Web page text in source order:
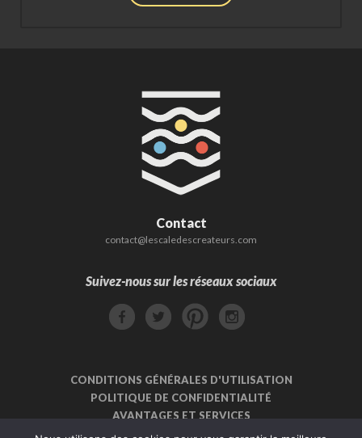
Contact
contact@lescaledescreateurs.com
Suivez-nous sur les réseaux sociaux
CONDITIONS GÉNÉRALES D'UTILISATION
POLITIQUE DE CONFIDENTIALITÉ
AVANTAGES ET SERVICES
INSCRIPTION CRÉATEUR